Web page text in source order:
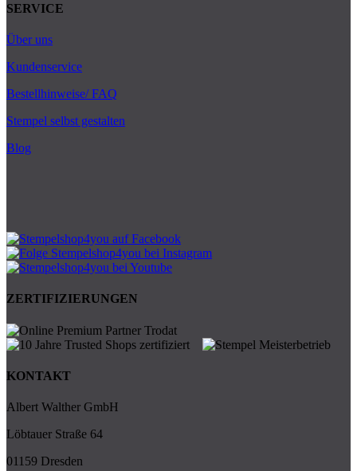
SERVICE
Über uns
Kundenservice
Bestellhinweise/ FAQ
Stempel selbst gestalten
Blog
ZERTIFIZIERUNGEN
KONTAKT
Albert Walther GmbH
Löbtauer Straße 64
01159 Dresden